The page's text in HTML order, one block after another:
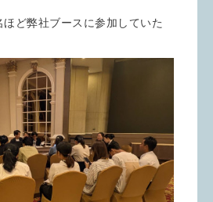
ど弊社ブースに参加していた